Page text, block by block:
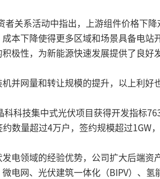
者关系活动中指出，上游组件价格下
本下降使得更多区域和场景具备电
极性，为新能源快速发展提供了良好
并网量和转让规模的提升，以上利
科技集中式光伏项目获得开发指标
数量超过4万户，签约规模超过1GW
电领域的经验优势，公司扩大后端
电网、光伏建筑一体化（BIPV）、氢